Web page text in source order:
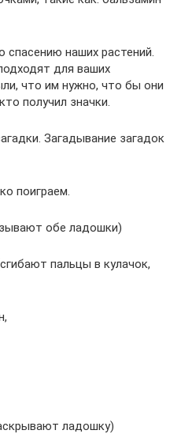
спасению наших растений.
для ваших
что им нужно, что бы они
получил значки.
Загадывание загадок
поиграем.
обе ладошки)
пальцы в кулачок,
ладошку)